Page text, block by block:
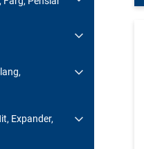
Expander,